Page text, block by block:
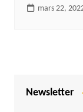
mars 22,
Newsletter